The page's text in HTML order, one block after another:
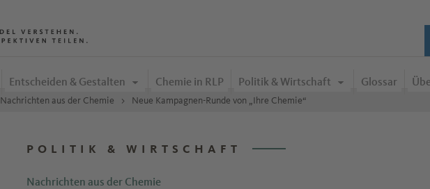
Entscheiden & Gestalten Chemie in RLP Politik & Wirtschaft Glossar
Nachrichten aus der Chemie Neue Kampagnen-Runde von „Ihre Chemie“
POLITIK & WIRTSCHAFT
Nachrichten aus der Chemie